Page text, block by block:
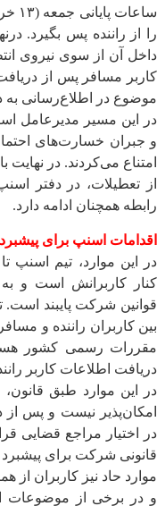
را از راننده پس بگیرد.
داخل آن از سوی نیروی
کاربر مسافر پس از
موضوع در اطلاع‌رسانی به
در این مسیر مدیرعامل
و جبران خسارت‌های
امتناع می‌کردند. در
از تعطیلات، در دفتر
رابطه همچنان ادامه دارد.
اقدامات اسنپ برای پیشبرد
در این موارد، تیم
کنار کاربرانش است و
قوانین شرکت پایبند است.
بین کاربران راننده و
مقررات رسمی کشور
دریافت اطلاعات کاربر
در این موارد طبق
امکان‌پذیر نیست و پس از
در اختیار مراجع قضایی
قانونی شرکت برای
موارد حاد نیز کاربران
و در برخی از موضوعات